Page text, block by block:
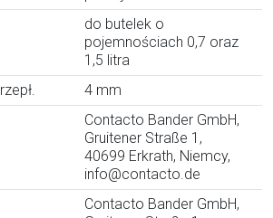
do butelek o
pojemnościach 0,7 oraz
1,5 litra
4 mm
Contacto Bander GmbH,
Gruitener Straße 1,
40699 Erkrath, Niemcy,
info@contacto.de
Contacto Bander GmbH,